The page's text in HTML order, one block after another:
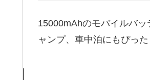
15000mAhのモバイルバ
ャンプ、車中泊にもぴった